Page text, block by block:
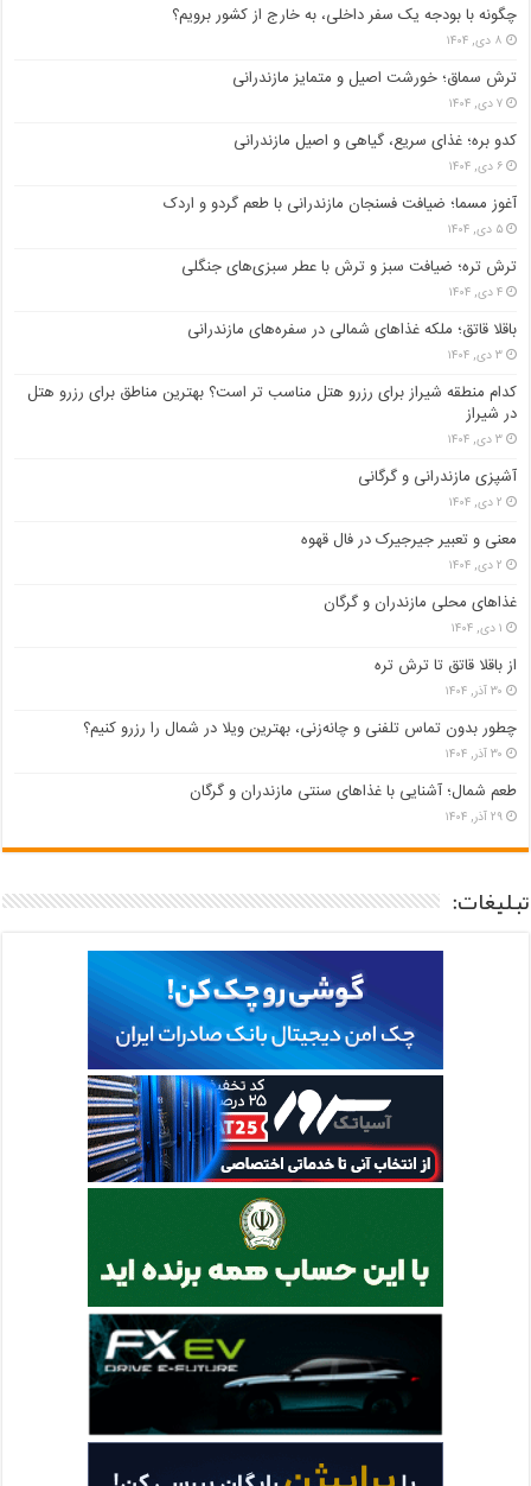
چگونه با بودجه یک سفر داخلی، به خارج از کشور برویم؟
۸ دی, ۱۴۰۴
ترش سماق؛ خورشت اصیل و متمایز مازندرانی
۷ دی, ۱۴۰۴
کدو بره؛ غذای سریع، گیاهی و اصیل مازندرانی
۶ دی, ۱۴۰۴
آغوز مسما؛ ضیافت فسنجان مازندرانی با طعم گردو و اردک
۵ دی, ۱۴۰۴
ترش تره؛ ضیافت سبز و ترش با عطر سبزی‌های جنگلی
۴ دی, ۱۴۰۴
باقلا قاتق؛ ملکه غذاهای شمالی در سفره‌های مازندرانی
۳ دی, ۱۴۰۴
کدام منطقه شیراز برای رزرو هتل مناسب ‌تر است؟ بهترین مناطق برای رزرو هتل
در شیراز
۳ دی, ۱۴۰۴
آشپزی مازندرانی و گرگانی
۲ دی, ۱۴۰۴
معنی و تعبیر جیرجیرک در فال قهوه
۲ دی, ۱۴۰۴
غذاهای محلی مازندران و گرگان
۱ دی, ۱۴۰۴
از باقلا قاتق تا ترش تره
۳۰ آذر, ۱۴۰۴
چطور بدون تماس تلفنی و چانه‌زنی، بهترین ویلا در شمال را رزرو کنیم؟
۳۰ آذر, ۱۴۰۴
طعم شمال؛ آشنایی با غذاهای سنتی مازندران و گرگان
۲۹ آذر, ۱۴۰۴
تبلیغات: